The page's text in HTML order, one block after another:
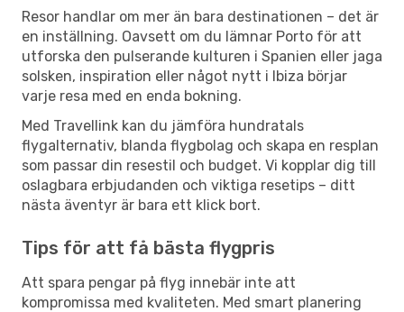
Resor handlar om mer än bara destinationen – det är
en inställning. Oavsett om du lämnar Porto för att
utforska den pulserande kulturen i Spanien eller jaga
solsken, inspiration eller något nytt i Ibiza börjar
varje resa med en enda bokning.
Med Travellink kan du jämföra hundratals
flygalternativ, blanda flygbolag och skapa en resplan
som passar din resestil och budget. Vi kopplar dig till
oslagbara erbjudanden och viktiga resetips – ditt
nästa äventyr är bara ett klick bort.
Tips för att få bästa flygpris
Att spara pengar på flyg innebär inte att
kompromissa med kvaliteten. Med smart planering